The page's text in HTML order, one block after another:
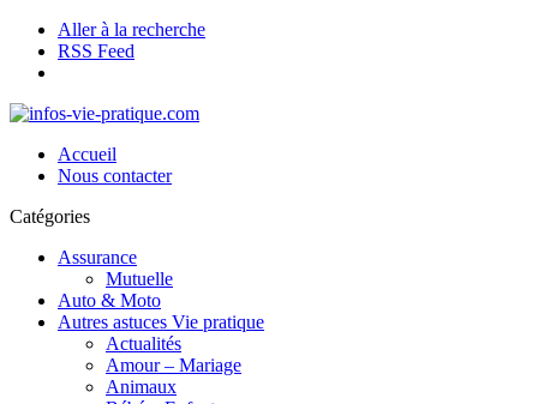
Aller à la recherche
RSS Feed
Accueil
Nous contacter
Catégories
Assurance
Mutuelle
Auto & Moto
Autres astuces Vie pratique
Actualités
Amour – Mariage
Animaux